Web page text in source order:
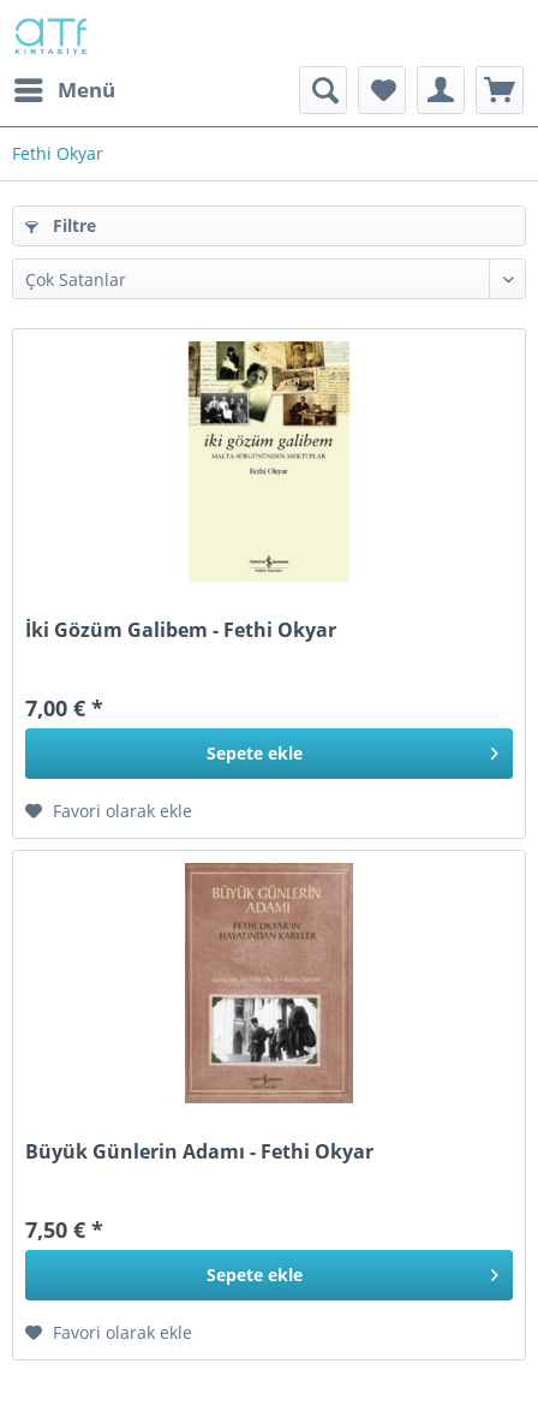
Menü
Fethi Okyar
Filtre
İki Gözüm Galibem - Fethi Okyar
7,00 € *
Sepete ekle
Favori olarak ekle
Büyük Günlerin Adamı - Fethi Okyar
7,50 € *
Sepete ekle
Favori olarak ekle